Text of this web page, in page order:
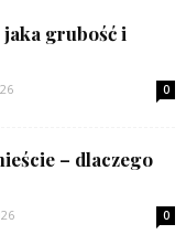
jaka grubość i
0
– dlaczego
0